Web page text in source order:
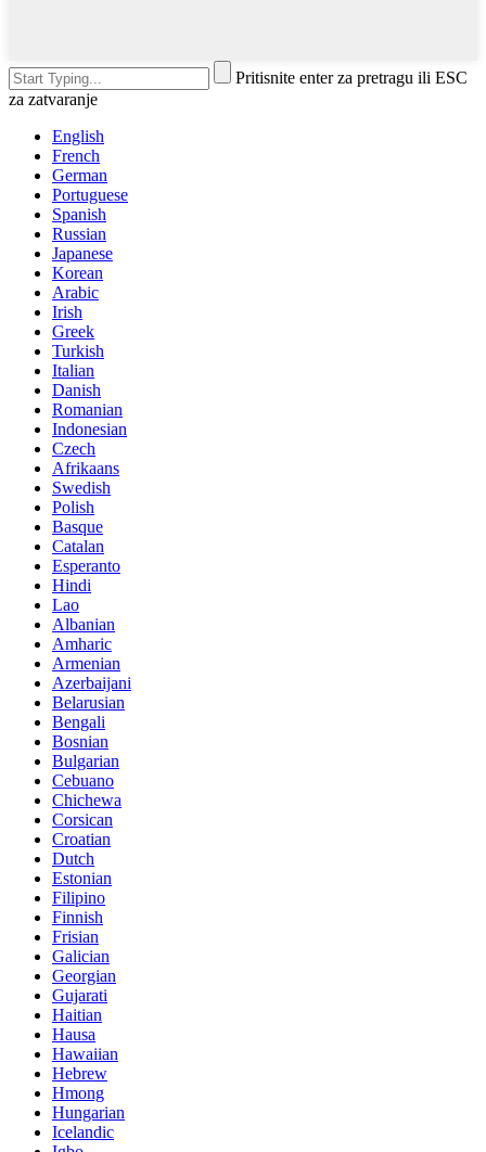
Pritisnite enter za pretragu ili ESC
za zatvaranje
English
French
German
Portuguese
Spanish
Russian
Japanese
Korean
Arabic
Irish
Greek
Turkish
Italian
Danish
Romanian
Indonesian
Czech
Afrikaans
Swedish
Polish
Basque
Catalan
Esperanto
Hindi
Lao
Albanian
Amharic
Armenian
Azerbaijani
Belarusian
Bengali
Bosnian
Bulgarian
Cebuano
Chichewa
Corsican
Croatian
Dutch
Estonian
Filipino
Finnish
Frisian
Galician
Georgian
Gujarati
Haitian
Hausa
Hawaiian
Hebrew
Hmong
Hungarian
Icelandic